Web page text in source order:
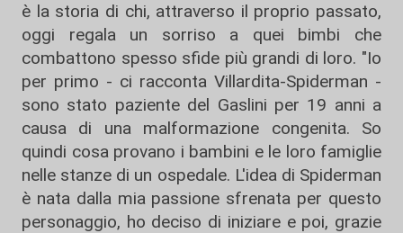
è la storia di chi, attraverso il proprio passato,
oggi regala un sorriso a quei bimbi che
combattono spesso sfide più grandi di loro. "Io
per primo - ci racconta Villardita-Spiderman -
sono stato paziente del Gaslini per 19 anni a
causa di una malformazione congenita. So
quindi cosa provano i bambini e le loro famiglie
nelle stanze di un ospedale. L'idea di Spiderman
è nata dalla mia passione sfrenata per questo
personaggio, ho deciso di iniziare e poi, grazie